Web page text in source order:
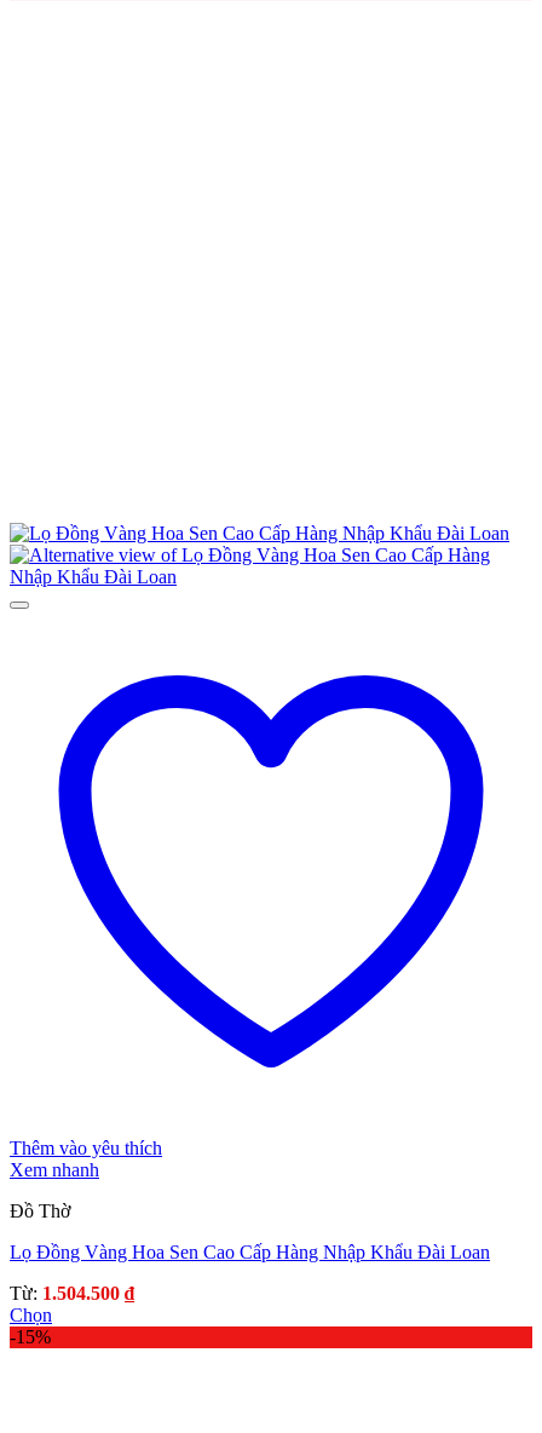
Thêm vào yêu thích
Xem nhanh
Đồ Thờ
Lọ Đồng Vàng Hoa Sen Cao Cấp Hàng Nhập Khẩu Đài Loan
Từ: 1.504.500 ₫
Chọn
Sản
-15%